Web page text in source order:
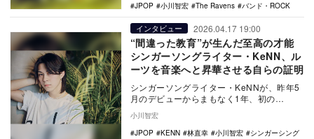
JPOP
小川智宏 The Ravens バンド・ROCK
インタビュー 2026.04.17 19:00
“間違った教育”が生んだ至高の才能
シンガーソングライター・KeNN、ル
ーツを音楽へと昇華させる自らの証明
シンガーソングライター・KeNNが、昨年5
月のデビューからまもなく1年、初の
EP『From Miseducation』を完成させ…
小川智宏
JPOP
KENN 林直幸 小川智宏
シンガーシング